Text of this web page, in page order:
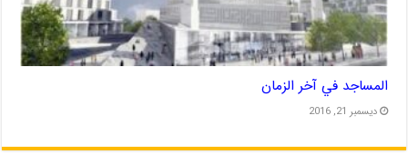
المساجد في آخر الزمان
ديسمبر 21, 2016